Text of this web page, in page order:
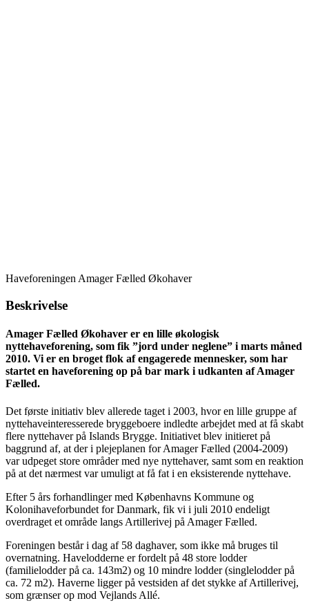
Haveforeningen Amager Fælled Økohaver
Beskrivelse
Amager Fælled Økohaver er en lille økologisk
nyttehaveforening, som fik ”jord under neglene” i marts måned
2010. Vi er en broget flok af engagerede mennesker, som har
startet en haveforening op på bar mark i udkanten af Amager
Fælled.
Det første initiativ blev allerede taget i 2003, hvor en lille gruppe af
nyttehaveinteresserede bryggeboere indledte arbejdet med at få skabt
flere nyttehaver på Islands Brygge. Initiativet blev initieret på
baggrund af, at der i plejeplanen for Amager Fælled (2004-2009)
var udpeget store områder med nye nyttehaver, samt som en reaktion
på at det nærmest var umuligt at få fat i en eksisterende nyttehave.
Efter 5 års forhandlinger med Københavns Kommune og
Kolonihaveforbundet for Danmark, fik vi i juli 2010 endeligt
overdraget et område langs Artillerivej på Amager Fælled.
Foreningen består i dag af 58 daghaver, som ikke må bruges til
overnatning. Havelodderne er fordelt på 48 store lodder
(familielodder på ca. 143m2) og 10 mindre lodder (singlelodder på
ca. 72 m2). Haverne ligger på vestsiden af det stykke af Artillerivej,
som grænser op mod Vejlands Allé.